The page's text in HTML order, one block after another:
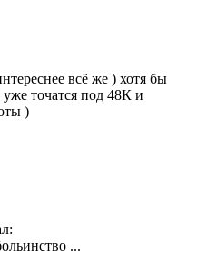
всё же ) хотя бы
точатся под 48К и
)
...